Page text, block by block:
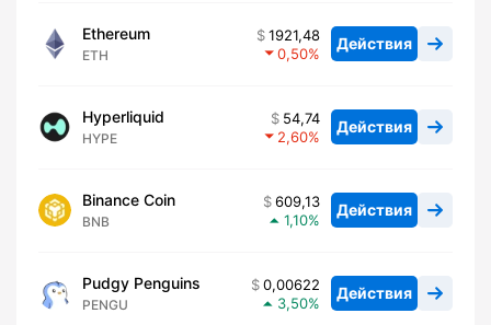
Ethereum
ETH
1921,48
0,50
Действия
Hyperliquid
HYPE
54,74
2,60
Действия
Binance Coin
BNB
609,13
1,10
Действия
Pudgy Penguins
PENGU
0,00622
3,50
Действия